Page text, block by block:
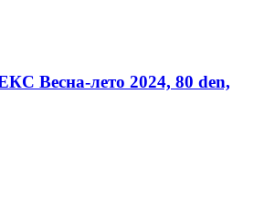
Весна-лето 2024, 80 den,